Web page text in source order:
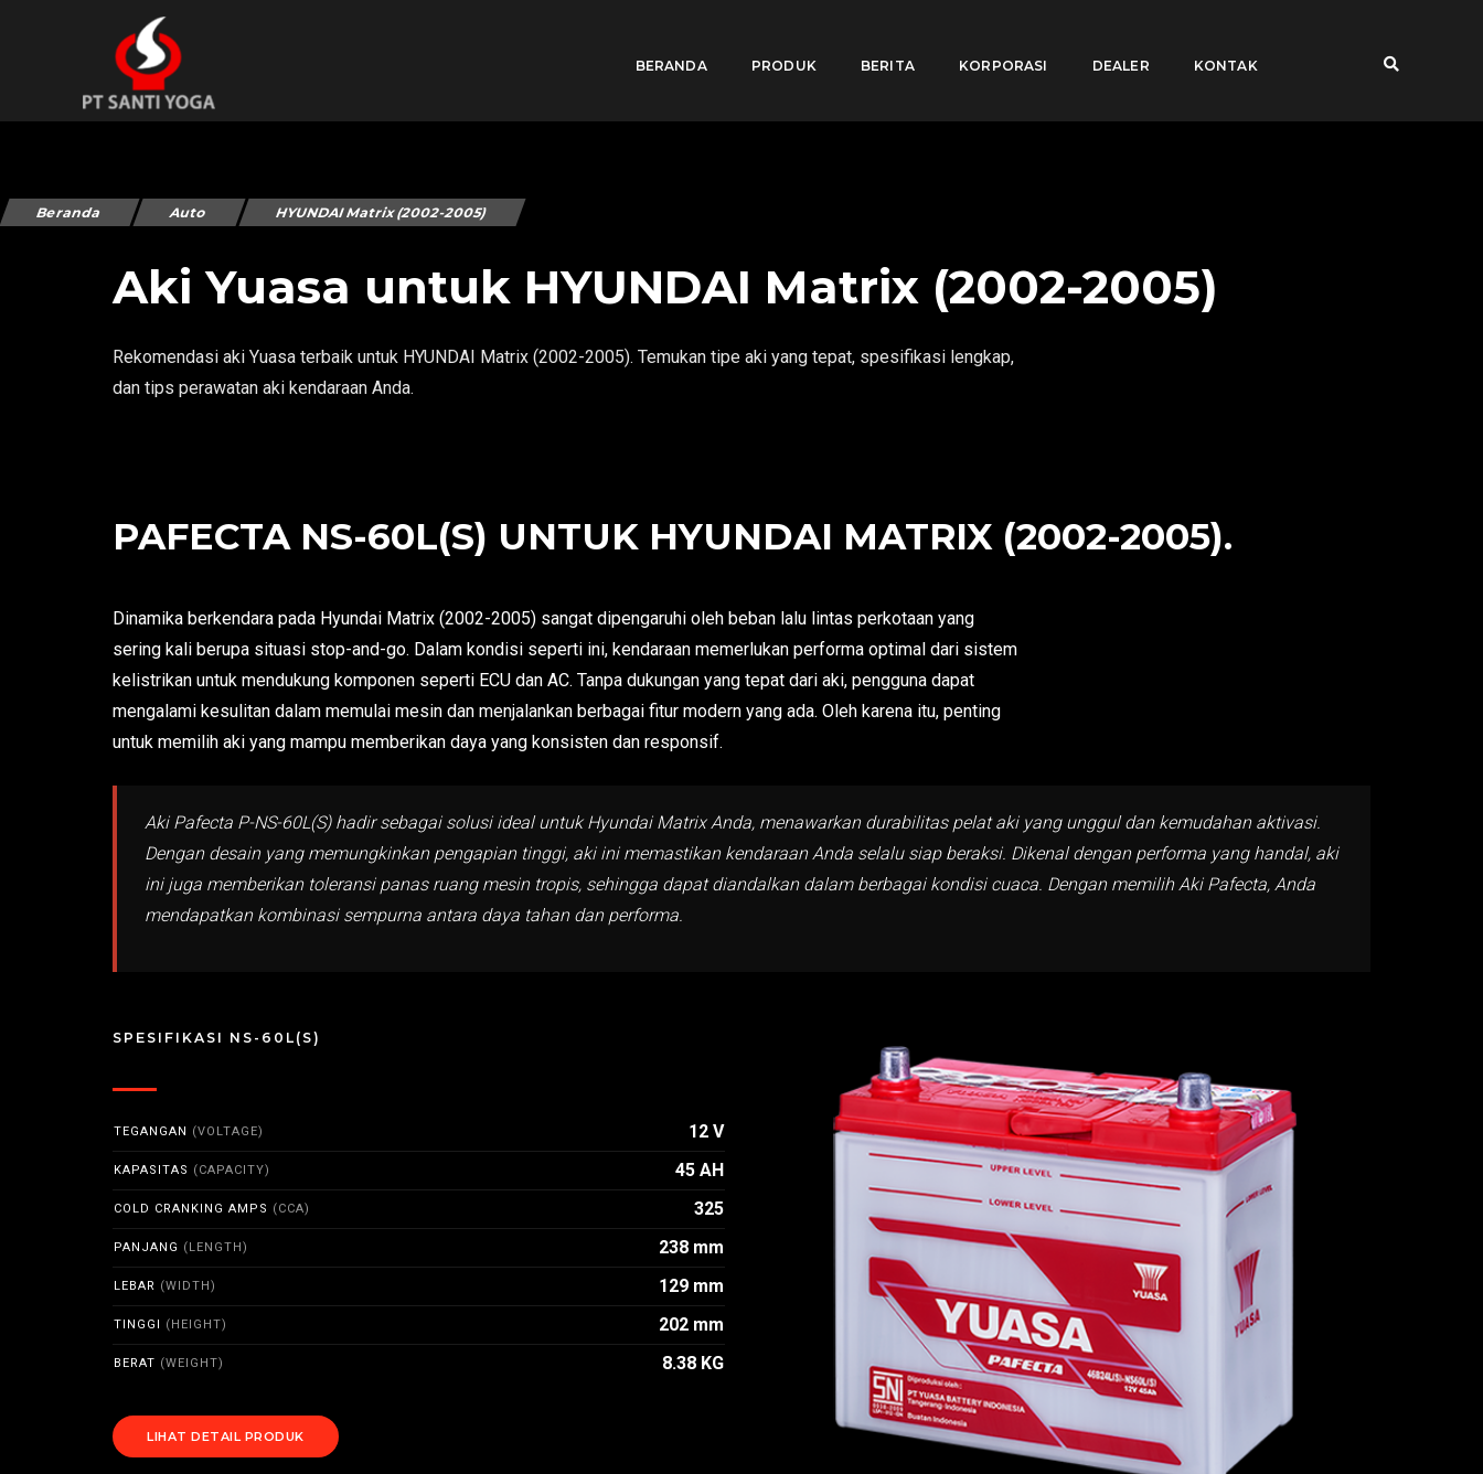
BERANDA PRODUK BERITA KORPORASI DEALER KONTAK
Beranda Auto HYUNDAI Matrix (2002-2005)
Aki Yuasa untuk HYUNDAI Matrix (2002-2005)
Rekomendasi aki Yuasa terbaik untuk HYUNDAI Matrix (2002-2005). Temukan tipe aki yang tepat, spesifikasi lengkap,
dan tips perawatan aki kendaraan Anda.
PAFECTA NS-60L(S) UNTUK HYUNDAI MATRIX (2002-2005).
Dinamika berkendara pada Hyundai Matrix (2002-2005) sangat dipengaruhi oleh beban lalu lintas perkotaan yang
sering kali berupa situasi stop-and-go. Dalam kondisi seperti ini, kendaraan memerlukan performa optimal dari sistem
kelistrikan untuk mendukung komponen seperti ECU dan AC. Tanpa dukungan yang tepat dari aki, pengguna dapat
mengalami kesulitan dalam memulai mesin dan menjalankan berbagai fitur modern yang ada. Oleh karena itu, penting
untuk memilih aki yang mampu memberikan daya yang konsisten dan responsif.
Aki Pafecta P-NS-60L(S) hadir sebagai solusi ideal untuk Hyundai Matrix Anda, menawarkan durabilitas pelat aki yang unggul dan kemudahan aktivasi.
Dengan desain yang memungkinkan pengapian tinggi, aki ini memastikan kendaraan Anda selalu siap beraksi. Dikenal dengan performa yang handal, aki
ini juga memberikan toleransi panas ruang mesin tropis, sehingga dapat diandalkan dalam berbagai kondisi cuaca. Dengan memilih Aki Pafecta, Anda
mendapatkan kombinasi sempurna antara daya tahan dan performa.
SPESIFIKASI NS-60L(S)
TEGANGAN (VOLTAGE) 12 V
KAPASITAS (CAPACITY) 45 AH
COLD CRANKING AMPS (CCA) 325
PANJANG (LENGTH) 238 mm
LEBAR (WIDTH) 129 mm
TINGGI (HEIGHT) 202 mm
BERAT (WEIGHT) 8.38 KG
LIHAT DETAIL PRODUK